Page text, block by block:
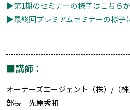
▶第1期のセミナーの様子はこちら
▶最終回プレミアムセミナーの様子
■講師：
オーナーズエージェント（株）/（
部長 先原秀和